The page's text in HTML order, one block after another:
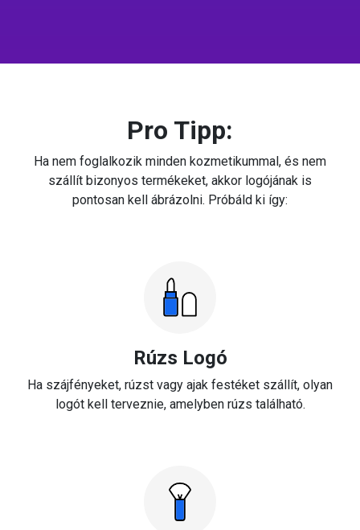
Pro Tipp:
Ha nem foglalkozik minden kozmetikummal, és nem
szállít bizonyos termékeket, akkor logójának is
pontosan kell ábrázolni. Próbáld ki így:
Rúzs Logó
Ha szájfényeket, rúzst vagy ajak festéket szállít, olyan
logót kell terveznie, amelyben rúzs található.